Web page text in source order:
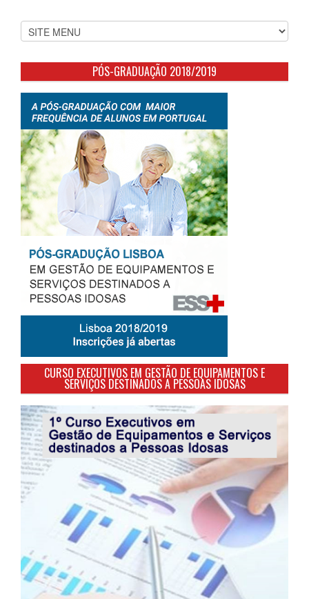
PÓS-GRADUAÇÃO 2018/2019
CURSO EXECUTIVOS EM GESTÃO DE EQUIPAMENTOS E
SERVIÇOS DESTINADOS A PESSOAS IDOSAS